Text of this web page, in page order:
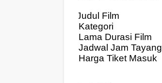
Judul Film
Kategori
Lama Durasi Film
Jadwal Jam Tayang
Harga Tiket Masuk